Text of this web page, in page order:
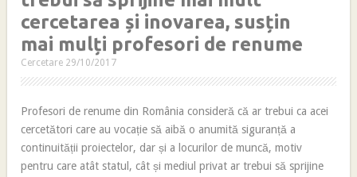
cercetarea și inovarea, susțin
mai mulți profesori de renume
Cercetare 29/10/2017
Profesori de renume din România consideră că ar trebui ca acei
cercetători care au vocație să aibă o anumită siguranță a
continuității proiectelor, dar și a locurilor de muncă, motiv
pentru care atât statul, cât și mediul privat ar trebui să sprijine